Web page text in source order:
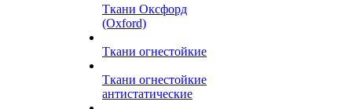
Ткани Оксфорд
(Oxford)
Ткани огнестойкие
Ткани огнестойкие
антистатические